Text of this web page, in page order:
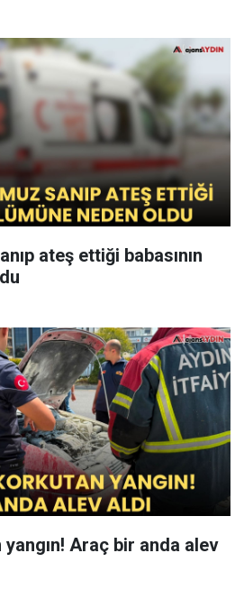
ateş ettiği babasının
bir anda alev